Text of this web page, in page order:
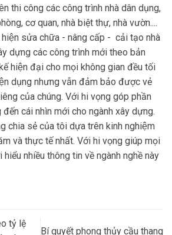
thi công các công trình nhà dân dụng,
cơ quan, nhà biệt thự, nhà vườn....
sửa chữa - nâng cấp - cải tạo nhà
dựng các công trình mới theo bản
hiện đại cho mọi không gian đều tối
dụng nhưng vẫn đảm bảo được vẻ
của chúng. Với hi vọng góp phần
đến cái nhìn mới cho ngành xây dựng.
chia sẻ của tôi dựa trên kinh nghiệm
và thực tế nhất. Với hi vọng giúp mọi
hiểu nhiều thông tin về ngành nghề này
tỷ lệ
Bí quyết phong thủy cầu thang